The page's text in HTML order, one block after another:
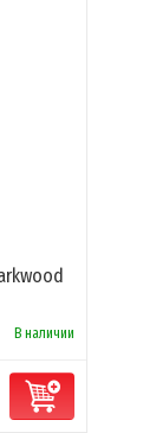
В наличии